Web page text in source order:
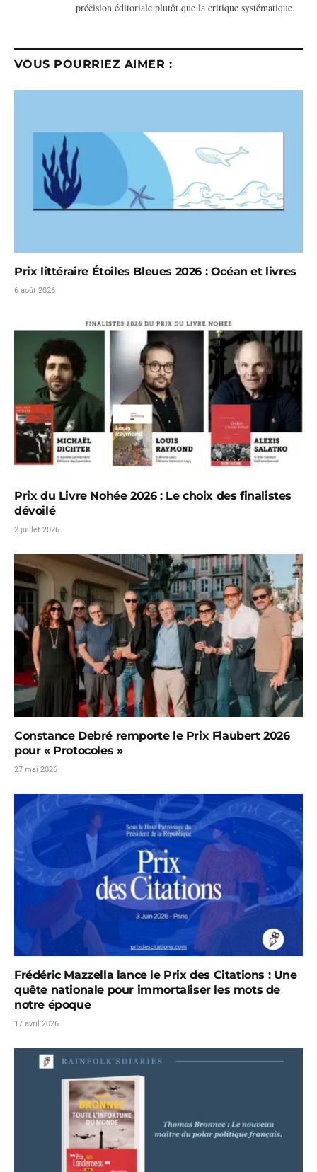
précision éditoriale plutôt que la critique systématique.
VOUS POURRIEZ AIMER :
Prix littéraire Étoiles Bleues 2026 : Océan et livres
6 août 2026
Prix du Livre Nohée 2026 : Le choix des finalistes
dévoilé
2 juillet 2026
Constance Debré remporte le Prix Flaubert 2026
pour « Protocoles »
27 mai 2026
Frédéric Mazzella lance le Prix des Citations : Une
quête nationale pour immortaliser les mots de
notre époque
17 avril 2026